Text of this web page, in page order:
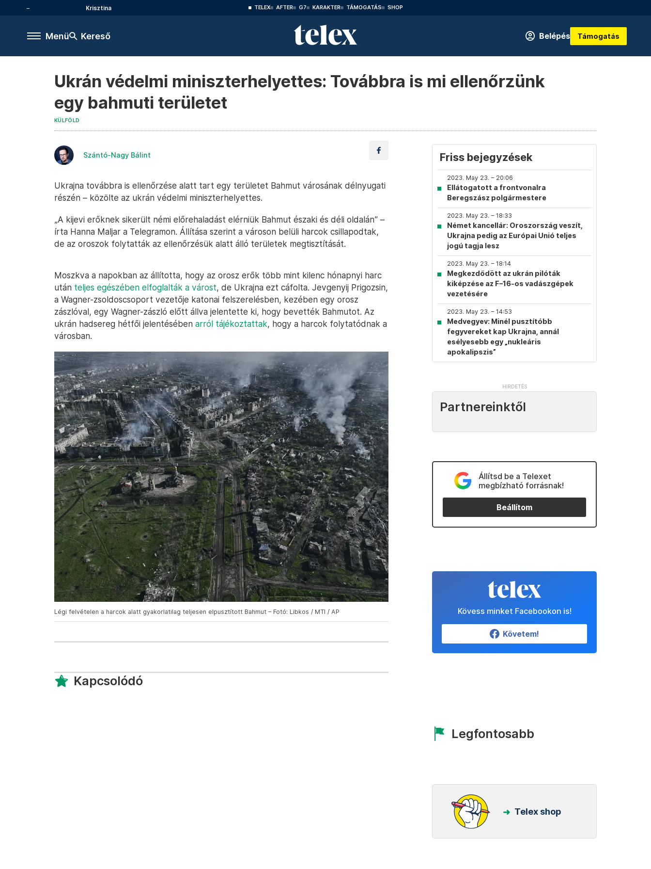
Krisztina TELEX AFTER G7 KARAKTER TÁMOGATÁS SHOP
Menü Kereső Belépés Támogatás
Ukrán védelmi miniszterhelyettes: Továbbra is mi ellenőrzünk
egy bahmuti területet
KÜLFÖLD
Szántó-Nagy Bálint
Ukrajna továbbra is ellenőrzése alatt tart egy területet Bahmut városának délnyugati
részén – közölte az ukrán védelmi miniszterhelyettes.
„A kijevi erőknek sikerült némi előrehaladást elérniük Bahmut északi és déli oldalán” –
írta Hanna Maljar a Telegramon. Állítása szerint a városon belüli harcok csillapodtak,
de az oroszok folytatták az ellenőrzésük alatt álló területek megtisztítását.
Moszkva a napokban az állította, hogy az orosz erők több mint kilenc hónapnyi harc
után teljes egészében elfoglalták a várost, de Ukrajna ezt cáfolta. Jevgenyij Prigozsin,
a Wagner-zsoldoscsoport vezetője katonai felszerelésben, kezében egy orosz
zászlóval, egy Wagner-zászló előtt állva jelentette ki, hogy bevették Bahmutot. Az
ukrán hadsereg hétfői jelentésében arról tájékoztattak, hogy a harcok folytatódnak a
városban.
Légi felvételen a harcok alatt gyakorlatilag teljesen elpusztított Bahmut – Fotó: Libkos / MTI / AP
Kapcsolódó
Friss bejegyzések
2023. May 23. – 20:06
Ellátogatott a frontvonalra
Beregszász polgármestere
2023. May 23. – 18:33
Német kancellár: Oroszország veszít,
Ukrajna pedig az Európai Unió teljes
jogú tagja lesz
2023. May 23. – 18:14
Megkezdődött az ukrán pilóták
kiképzése az F–16-os vadászgépek
vezetésére
2023. May 23. – 14:53
Medvegyev: Minél pusztítóbb
fegyvereket kap Ukrajna, annál
esélyesebb egy „nukleáris
apokalipszis”
Partnereinktől
Állítsd be a Telexet
megbízható forrásnak!
Beállítom
Kövess minket Facebookon is!
Követem!
Legfontosabb
Telex shop